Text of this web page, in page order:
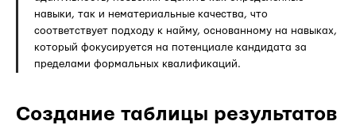
навыки, так и нематериальные качества, что
соответствует подходу к найму, основанному на навыках,
который фокусируется на потенциале кандидата за
пределами формальных квалификаций.
Создание таблицы результатов